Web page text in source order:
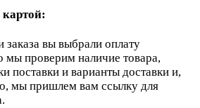
вы выбрали оплату
мы проверим наличие товара,
поставки и варианты доставки и,
мы пришлем вам ссылку для